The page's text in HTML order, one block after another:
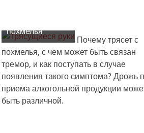
похмелья
Почему трясет с
похмелья, с чем может быть связан
тремор, и как поступать в случае
появления такого симптома? Дрожь
приема алкогольной продукции
быть различной.